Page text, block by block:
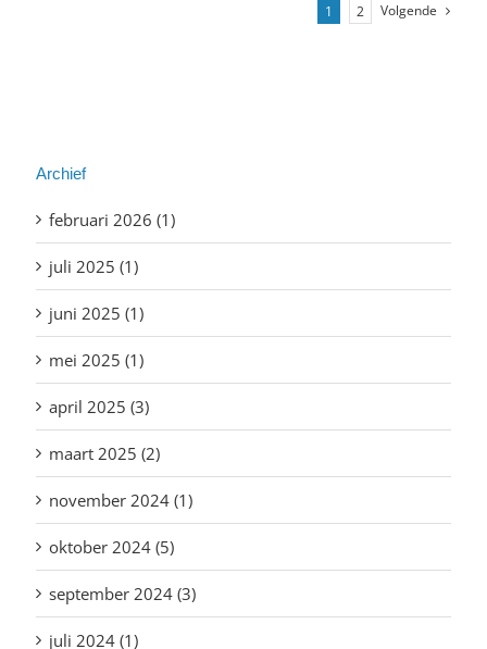
1 2 Volgende
Archief
februari 2026 (1)
juli 2025 (1)
juni 2025 (1)
mei 2025 (1)
april 2025 (3)
maart 2025 (2)
november 2024 (1)
oktober 2024 (5)
september 2024 (3)
juli 2024 (1)